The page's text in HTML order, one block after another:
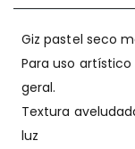
Giz pastel seco
Para uso
geral.
Textura
luz